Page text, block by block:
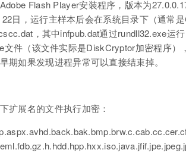
Flash Player安装程序，版本为
日，运行主样本后会在系统目录下（通常
，其中infpub.dat通过rundll32.exe运
文件（该文件实际是DiskCryptor加密程序）
期如果发现进程异常可以直接结束掉。
扩展名的文件执行加密：